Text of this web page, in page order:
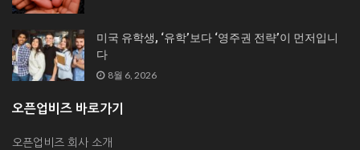
미국 유학생, ‘유학’보다 ‘영주권 전략’이 먼저입니
다
8월 6, 2026
오픈업비즈 바로가기
오픈업비즈 회사 소개